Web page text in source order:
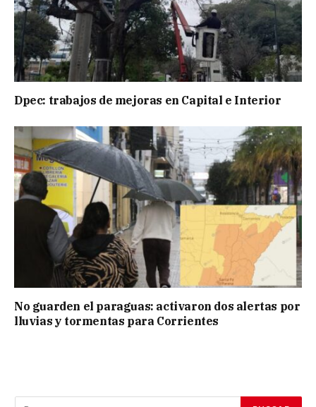
Dpec: trabajos de mejoras en Capital e Interior
No guarden el paraguas: activaron dos alertas por
lluvias y tormentas para Corrientes